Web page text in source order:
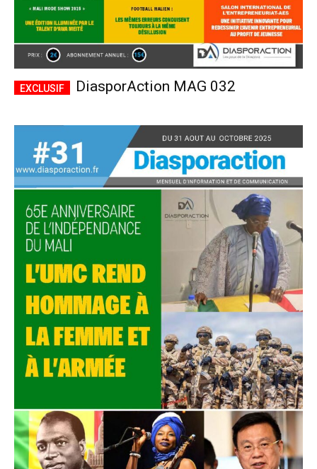
DiasporAction MAG 032